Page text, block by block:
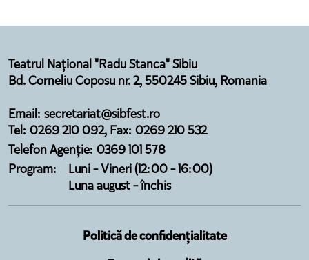
Teatrul Național "Radu Stanca" Sibiu
Bd. Corneliu Coposu nr. 2, 550245 Sibiu, Romania
Email: secretariat@sibfest.ro
Tel: 0269 210 092, Fax: 0269 210 532
Telefon Agenție: 0369 101 578
Program:
Luni - Vineri (12:00 - 16:00)
Luna august - închis
Politică de confidențialitate